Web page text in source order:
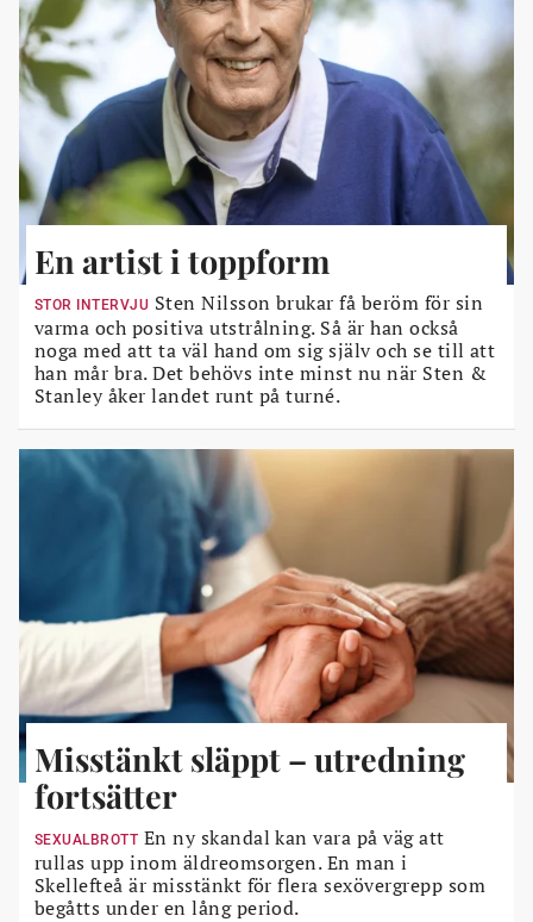
En artist i toppform
STOR INTERVJU Sten Nilsson brukar få beröm för sin
varma och positiva utstrålning. Så är han också
noga med att ta väl hand om sig själv och se till att
han mår bra. Det behövs inte minst nu när Sten &
Stanley åker landet runt på turné.
Misstänkt släppt – utredning
fortsätter
SEXUALBROTT En ny skandal kan vara på väg att
rullas upp inom äldreomsorgen. En man i
Skellefteå är misstänkt för flera sexövergrepp som
begåtts under en lång period.